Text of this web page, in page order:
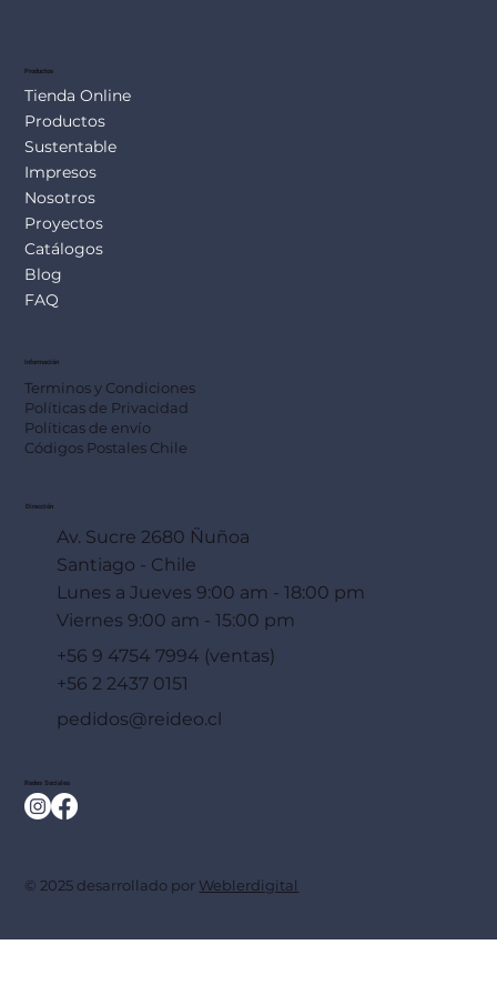
Productos
Tienda Online
Productos
Sustentable
Impresos
Nosotros
Proyectos
Catálogos
Blog
FAQ
Información
Terminos y Condiciones
Políticas de Privacidad
Políticas de envío
Códigos Postales Chile
Dirección
Av. Sucre 2680 Ñuñoa
Santiago - Chile
Lunes a Jueves 9:00 am - 18:00 pm
Viernes 9:00 am - 15:00 pm
+56 9 4754 7994 (ventas)
+56 2 2437 0151
pedidos@reideo.cl
Redes Sociales
© 2025 desarrollado por Weblerdigital